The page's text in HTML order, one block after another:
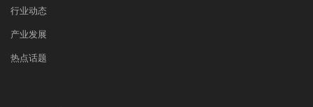
行业动态
产业发展
热点话题